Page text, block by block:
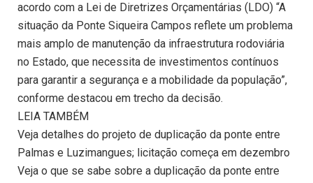
acordo com a Lei de Diretrizes Orçamentárias (LDO) “A
situação da Ponte Siqueira Campos reflete um problema
mais amplo de manutenção da infraestrutura rodoviária
no Estado, que necessita de investimentos contínuos
para garantir a segurança e a mobilidade da população”,
conforme destacou em trecho da decisão.
LEIA TAMBÉM
Veja detalhes do projeto de duplicação da ponte entre
Palmas e Luzimangues; licitação começa em dezembro
Veja o que se sabe sobre a duplicação da ponte entre